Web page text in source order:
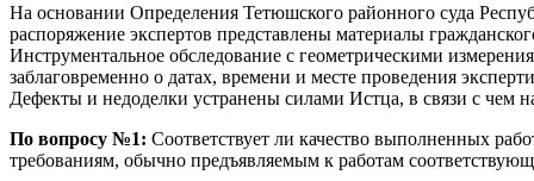
На основании Определения Тетюшского районного суда
распоряжение экспертов представлены материалы
Инструментальное обследование с геометрическими
заблаговременно о датах, времени и месте проведения
Дефекты и недоделки устранены силами Истца, в связи с чем
По вопросу №1: Соответствует ли качество выполненных
требованиям, обычно предъявляемым к работам